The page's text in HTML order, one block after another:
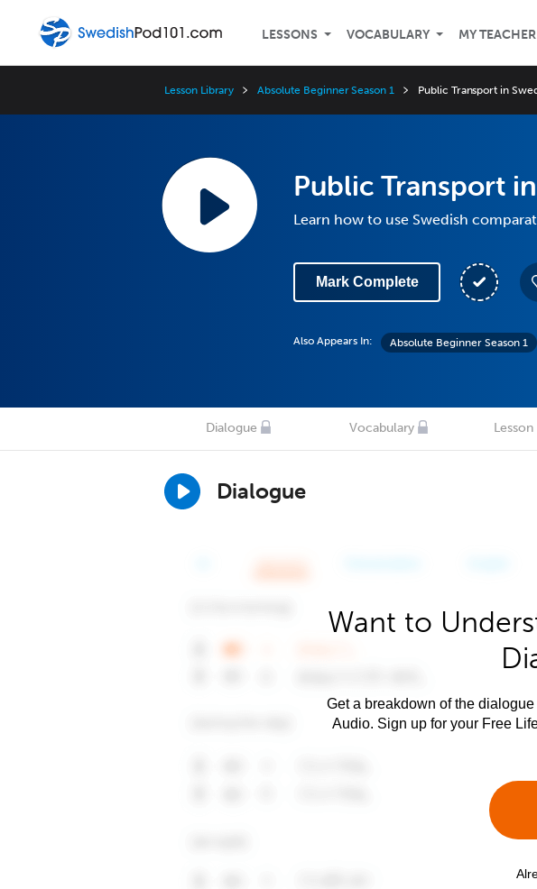
LESSONS VOCABULARY MY TEACHER
Lesson Library Absolute Beginner Season 1 Public Transport in
Public Transport
Learn how to use Swedish
Mark Complete
Also Appears In: Absolute Beginner Season 1
Dialogue Vocabulary
Dialogue
Want to
Get a breakdown of the
Audio. Sign up for your Free